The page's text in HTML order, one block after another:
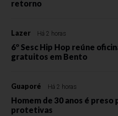
retorno
Lazer Há 2 horas
6º Sesc Hip Hop reúne
gratuitos em Bento
Guaporé Há 2 horas
Homem de 30 anos é
protetivas